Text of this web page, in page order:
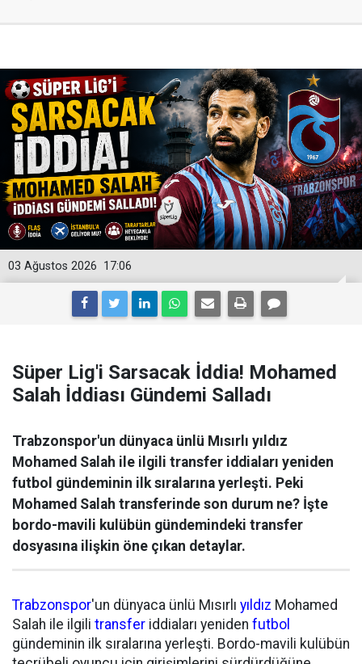
17:06
03 Ağustos 2026
Süper Lig'i Sarsacak İddia! Mohamed
Salah İddiası Gündemi Salladı
Trabzonspor'un dünyaca ünlü Mısırlı yıldız
Mohamed Salah ile ilgili transfer iddiaları yeniden
futbol gündeminin ilk sıralarına yerleşti. Peki
Mohamed Salah transferinde son durum ne? İşte
bordo-mavili kulübün gündemindeki transfer
dosyasına ilişkin öne çıkan detaylar.
Trabzonspor'un dünyaca ünlü Mısırlı yıldız Mohamed
Salah ile ilgili transfer iddiaları yeniden futbol
gündeminin ilk sıralarına yerleşti. Bordo-mavili kulübün